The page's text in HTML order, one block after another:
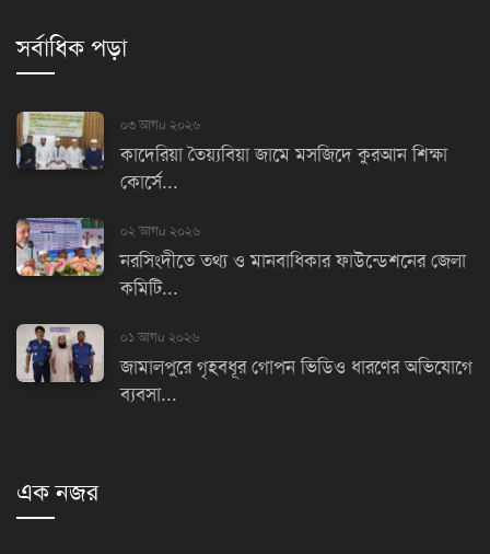
সর্বাধিক পড়া
০৩ আগu ২০২৬
কাদেরিয়া তৈয়্যবিয়া জামে মসজিদে কুরআন শিক্ষা
কোর্সে...
০২ আগu ২০২৬
নরসিংদীতে তথ্য ও মানবাধিকার ফাউন্ডেশনের জেলা
কমিটি...
০১ আগu ২০২৬
জামালপুরে গৃহবধূর গোপন ভিডিও ধারণের অভিযোগে
ব্যবসা...
এক নজর